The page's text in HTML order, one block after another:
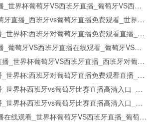
_世界杯葡萄牙VS西班牙直播_葡萄牙VS西班
牙直播_西班牙vs葡萄牙直播免费观看_世界杯
播在线观看高清视频直播
世界杯:西班牙对葡萄牙直播免费观看直播_世
播在线观看高清无插件
_葡萄牙VS西班牙直播在线观看_葡萄牙VS西
_世界杯葡萄牙VS西班牙直播_西班牙对葡萄
观看
世界杯:西班牙对葡萄牙直播免费观看直播_世
播在线观看高清无插件
世界杯西班牙vs葡萄牙比赛直播高清入口_西
直播
世界杯西班牙vs葡萄牙比赛直播高清入口_西
直播
在线观看_世界杯葡萄牙VS西班牙直播_葡萄牙